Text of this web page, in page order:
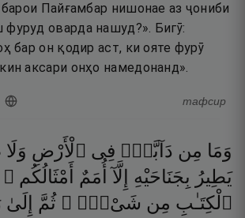
барои Пайғамбар нишонае аз ҷониби
оварда нашуд?». Бигӯ:
бар он қодир аст, ки ояте фурӯ
аксари онҳо намедонанд».
тафсир
وَمَا مِن دَآبَّةٍۢ فِى ٱلْأَرْضِ وَلَا
يَطِيرُ بِجَنَاحَيْهِ إِلَّآ أُمَمٌ أَمْثَالُكُم ۚ
ٱلْكِتَـٰبِ مِن شَىْءٍۢ ۚ ثُمَّ إِلَىٰ